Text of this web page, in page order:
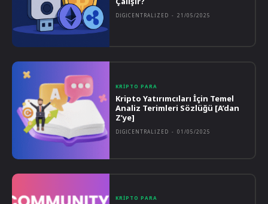
DIGICENTRALIZED - 21/05/2025
KRIPTO PARA
Kripto Yatırımcıları İçin Temel
Analiz Terimleri Sözlüğü [A’dan
Z’ye]
DIGICENTRALIZED - 01/05/2025
KRIPTO PARA